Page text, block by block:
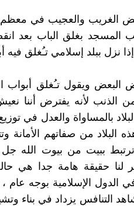
الغريب والعجيب في معظم
بغلق الباب بعد
نزل ببلد إسلامي تـُغلق فيه
البعض ويقول تـُغلق أبواب
الذنب لأنه يفترض أننا
بالمساواة والعدل في
من صفاتهم الأمانة
ببيت من بيوت الله
لنا حقيقة هامة جدا هي
الدول الإسلامية بوجه عام
التنافس يزداد في بناء